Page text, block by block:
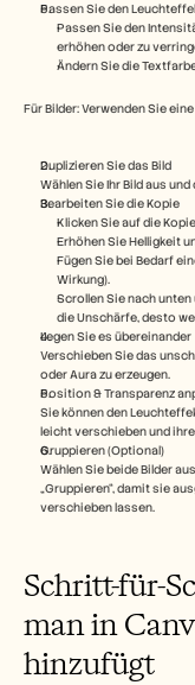
Passen Sie den
Passen Sie den
erhöhen oder zu
Ändern Sie die
Für Bilder: Verwenden Sie
Duplizieren Sie das Bild
Wählen Sie Ihr Bild aus
Bearbeiten Sie die Kopie
Klicken Sie auf die
Erhöhen Sie Helligkeit
Fügen Sie bei Bedarf
Wirkung).
Scrollen Sie nach unten
die Unschärfe, desto
Legen Sie es übereinander
Verschieben Sie das
oder Aura zu erzeugen.
Position & Transparenz
Sie können den
leicht verschieben und
Gruppieren (Optional)
Wählen Sie beide Bilder
„Gruppieren“, damit sie
verschieben lassen.
Schritt-für-
man in
hinzufügt